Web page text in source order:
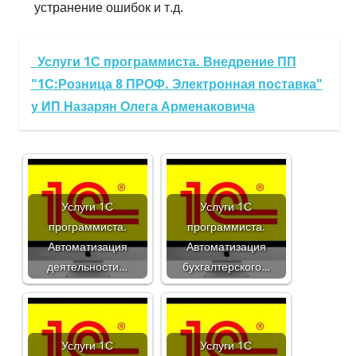
устранение ошибок и т.д.
Услуги 1С программиста. Внедрение ПП
"1С:Розница 8 ПРОФ. Электронная поставка"
у ИП Назарян Олега Арменаковича
Услуги 1С
программиста.
Автоматизация
деятельности…
Услуги 1С
программиста.
Автоматизация
бухгалтерского…
Услуги 1С
Услуги 1С